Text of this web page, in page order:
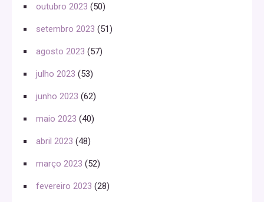
outubro 2023 (50)
setembro 2023 (51)
agosto 2023 (57)
julho 2023 (53)
junho 2023 (62)
maio 2023 (40)
abril 2023 (48)
março 2023 (52)
fevereiro 2023 (28)